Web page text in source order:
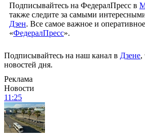
Подписывайтесь на ФедералПресс в
также следите за самыми
Дзен. Все самое важное и
«ФедералПресс».
Подписывайтесь на наш канал в Дзене,
новостей дня.
Реклама
Новости
11:25